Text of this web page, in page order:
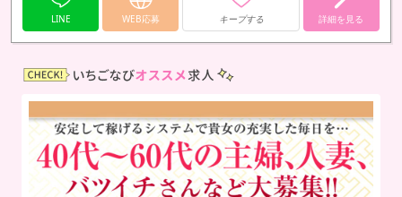
LINE WEB応募 キープする 詳細を見る